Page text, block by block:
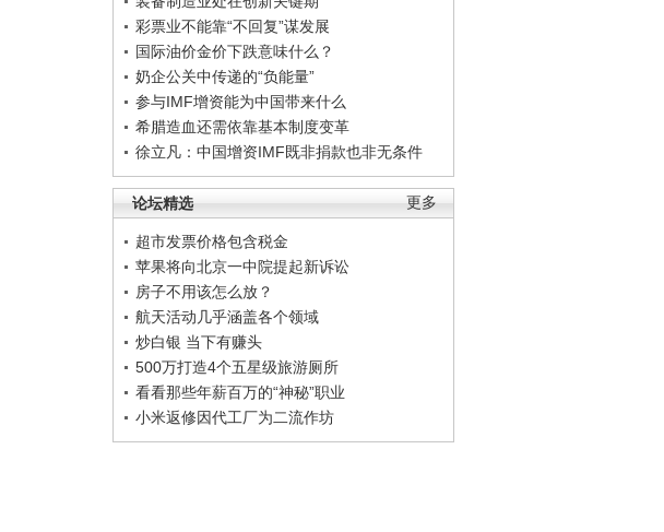
彩票业不能靠“不回复”谋发展
国际油价金价下跌意味什么？
奶企公关中传递的“负能量”
参与IMF增资能为中国带来什么
希腊造血还需依靠基本制度变革
徐立凡：中国增资IMF既非捐款也非无条件
更多
论坛精选
超市发票价格包含税金
苹果将向北京一中院提起新诉讼
房子不用该怎么放？
航天活动几乎涵盖各个领域
炒白银 当下有赚头
500万打造4个五星级旅游厕所
看看那些年薪百万的“神秘”职业
小米返修因代工厂为二流作坊